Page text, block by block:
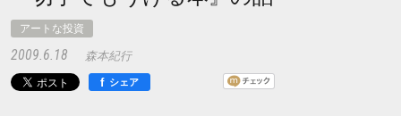
アートな投資
2009.6.18
森本紀行
f シェア